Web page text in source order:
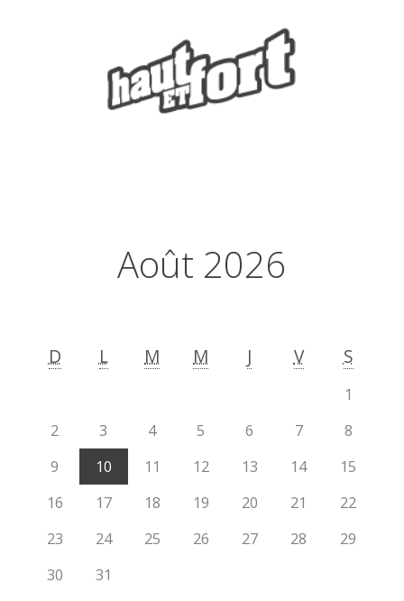
Août 2026
D L M M J V S
1
2
3 4 5 6 7
8
9
10 11 12 13 14
15
16
17 18 19 20 21
22
23
24 25 26 27 28
29
30
31